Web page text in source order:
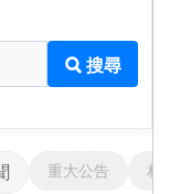
搜尋
重大公告 相